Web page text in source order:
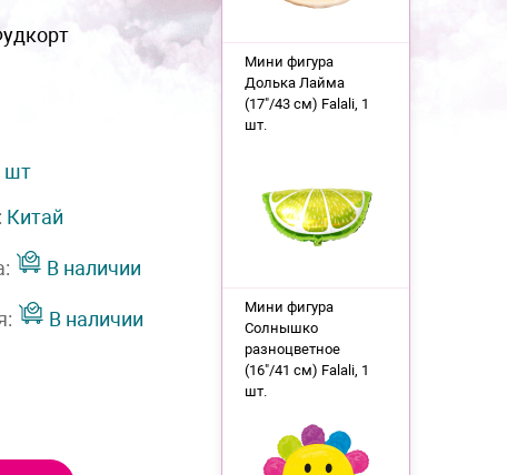
шт
Китай
В наличии
В наличии
Мини фигура
Долька Лайма
(17"/43 см) Falali, 1
шт.
Мини фигура
Солнышко
разноцветное
(16"/41 см) Falali, 1
шт.